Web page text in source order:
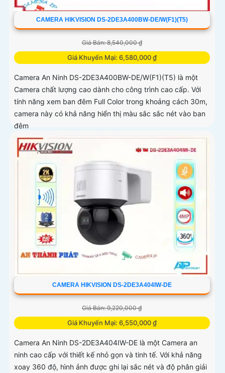
CAMERA HIKVISION DS-2DE3A400BW-DE/W(F1)(T5)
Giá Bán: 8,540,000 ₫
Giá Khuyến Mại: 6,580,000 ₫
Camera An Ninh DS-2DE3A400BW-DE/W(F1)(T5) là một
Camera chất lượng cao dành cho công trình cao cấp. Với
tính năng xem ban đêm Full Color trong khoảng cách 30m,
camera này có khả năng hiển thị màu sắc sắc nét vào ban
đêm
CAMERA HIKVISION DS-2DE3A404IW-DE
Giá Bán: 9,220,000 ₫
Giá Khuyến Mại: 6,550,000 ₫
Camera An Ninh DS-2DE3A404IW-DE là một Camera an
ninh cao cấp với thiết kế nhỏ gọn và tinh tế. Với khả năng
xoay 360 độ, hình ảnh được ghi lại sắc nét và độ phân giải